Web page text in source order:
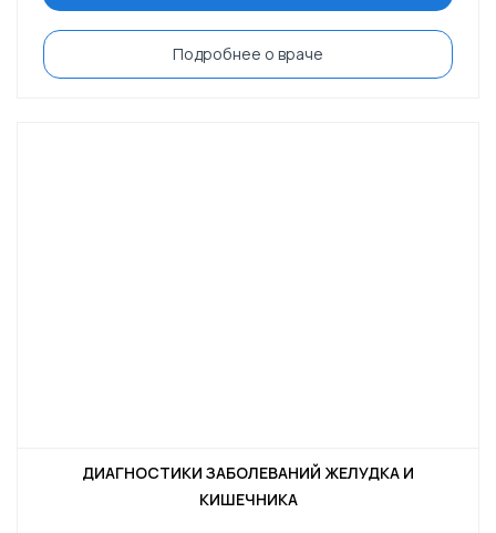
Подробнее о враче
ДИАГНОСТИКИ ЗАБОЛЕВАНИЙ ЖЕЛУДКА И
КИШЕЧНИКА